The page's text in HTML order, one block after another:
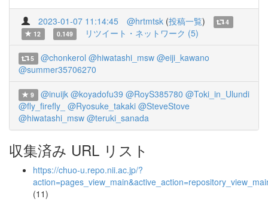
2023-01-07 11:14:45 @hrtmtsk (投稿一覧)
4
12
0.149 リツイート・ネットワーク (5)
5 @chonkerol @hiwatashi_msw @eiji_kawano
@summer35706270
9 @inuijk @koyadofu39 @RoyS385780 @Toki_in_Ulundi
@fly_firefly_ @Ryosuke_takaki @SteveStove
@hiwatashi_msw @teruki_sanada
収集済み URL リスト
https://chuo-u.repo.nii.ac.jp/?
(11)